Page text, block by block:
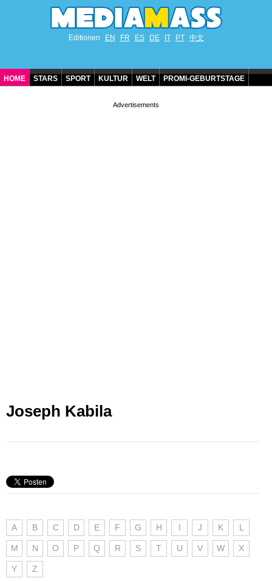
Editionen EN FR ES DE IT PT 中文
HOME STARS SPORT KULTUR WELT PROMI-GEBURTSTAGE
Joseph Kabila
A B C D E F G H I J K L
M N O P Q R S T U V W X
Y Z